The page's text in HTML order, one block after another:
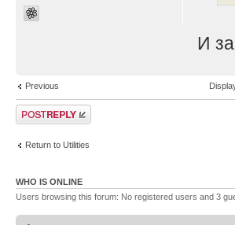
И
Previous
Post a reply
Return to Utilities
WHO IS ONLINE
Users browsing this forum: No registered users and 3